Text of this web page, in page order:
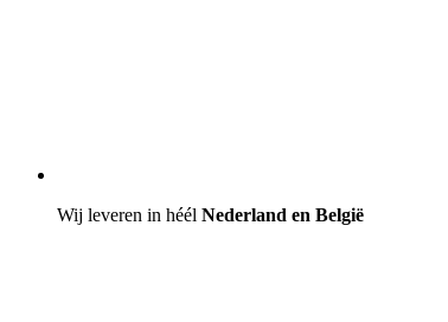
Wij leveren in héél Nederland en België